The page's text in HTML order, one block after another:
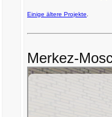
Einige ältere Projekte
Merkez-